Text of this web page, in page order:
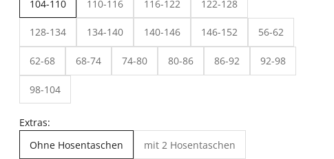
104-110
110-116 116-122 122-128
128-134 134-140 140-146 146-152 56-62
62-68 68-74 74-80 80-86 86-92 92-98
98-104
Extras:
Ohne Hosentaschen
mit 2 Hosentaschen